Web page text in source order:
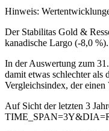
Hinweis:
Der Stabilitas Gold &
kanadische Largo (-8,0
In der Auswertung zum
damit etwas schlechter
Vergleichsindex, der
Auf Sicht der letzten 3